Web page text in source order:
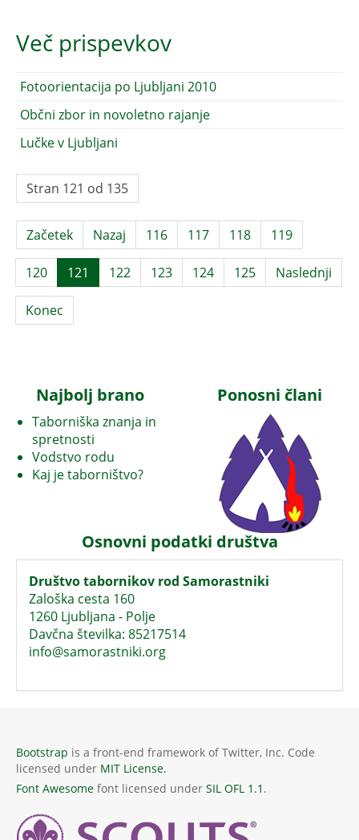
Več prispevkov
Fotoorientacija po Ljubljani 2010
Občni zbor in novoletno rajanje
Lučke v Ljubljani
Stran 121 od 135
Začetek Nazaj 116 117 118 119
120 121 122 123 124 125 Naslednji
Konec
Najbolj brano
Taborniška znanja in
spretnosti
Vodstvo rodu
Kaj je taborništvo?
Ponosni člani
Osnovni podatki društva
Društvo tabornikov rod Samorastniki
Zaloška cesta 160
1260 Ljubljana - Polje
Davčna številka: 85217514
info@samorastniki.org
Bootstrap is a front-end framework of Twitter, Inc. Code
licensed under MIT License.
Font Awesome font licensed under SIL OFL 1.1 .